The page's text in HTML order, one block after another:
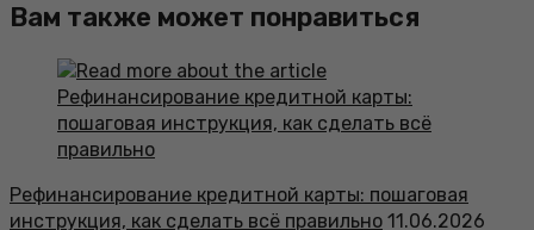
Вам также может понравиться
Рефинансирование кредитной карты: пошаговая
инструкция, как сделать всё правильно 11.06.2026